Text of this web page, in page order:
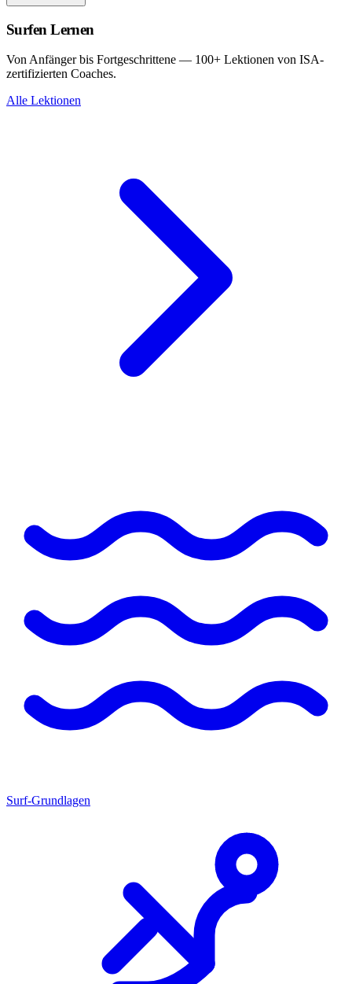
Surfen Lernen
Von Anfänger bis Fortgeschrittene — 100+ Lektionen von ISA-
zertifizierten Coaches.
Alle Lektionen
Surf-Grundlagen